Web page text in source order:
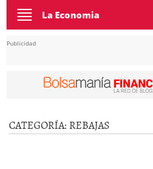
Toggle
navigation
La Economia
Publicidad
CATEGORÍA: REBAJAS